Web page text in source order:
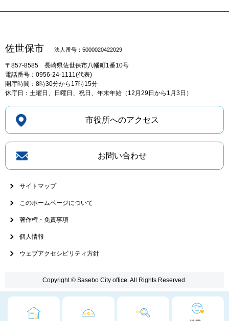
佐世保市 法人番号：5000020422029
〒857-8585 長崎県佐世保市八幡町1番10号
電話番号：0956-24-1111(代表)
開庁時間：8時30分から17時15分
休庁日：土曜日、日曜日、祝日、年末年始（12月29日から1月3日）
市役所へのアクセス
お問い合わせ
サイトマップ
このホームページについて
著作権・免責事項
個人情報
ウェブアクセシビリティ方針
Copyright © Sasebo City office. All Rights Reserved.